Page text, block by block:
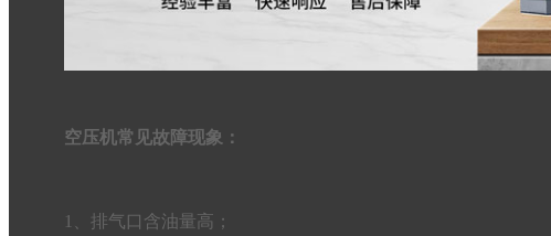
空压机常见故障现象：
1、排气口含油量高；